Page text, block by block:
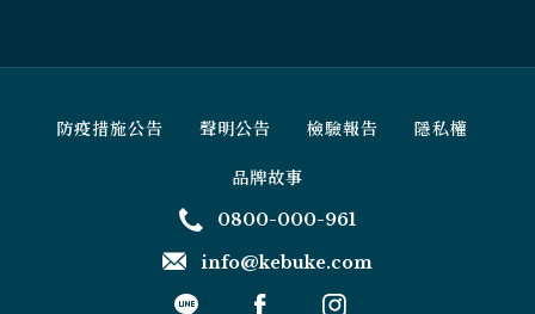
防疫措施公告 聲明公告 檢驗報告 隱私權
品牌故事
0800-000-961
info@kebuke.com